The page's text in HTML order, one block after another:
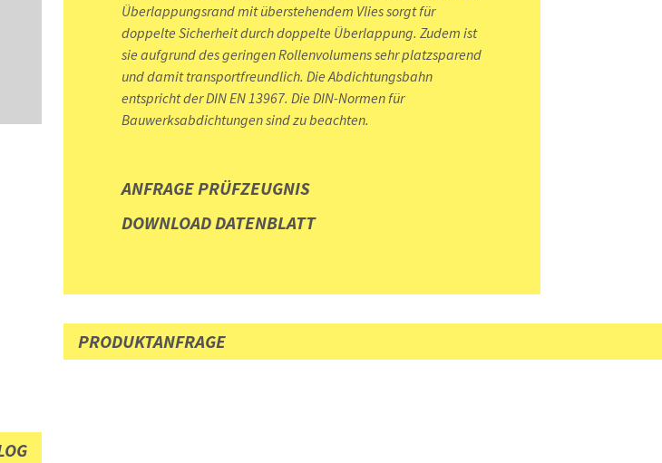
Überlappungsrand mit überstehendem Vlies sorgt für
doppelte Sicherheit durch doppelte Überlappung. Zudem ist
sie aufgrund des geringen Rollenvolumens sehr platzsparend
und damit transportfreundlich. Die Abdichtungsbahn
entspricht der DIN EN 13967. Die DIN-Normen für
Bauwerksabdichtungen sind zu beachten.
ANFRAGE PRÜFZEUGNIS
DOWNLOAD DATENBLATT
PRODUKTANFRAGE